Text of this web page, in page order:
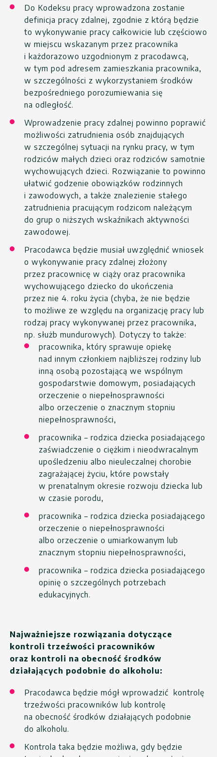
Do Kodeksu pracy wprowadzona zostanie
definicja pracy zdalnej, zgodnie z którą będzie
to wykonywanie pracy całkowicie lub częściowo
w miejscu wskazanym przez pracownika
i każdorazowo uzgodnionym z pracodawcą,
w tym pod adresem zamieszkania pracownika,
w szczególności z wykorzystaniem środków
bezpośredniego porozumiewania się
na odległość.
Wprowadzenie pracy zdalnej powinno poprawić
możliwości zatrudnienia osób znajdujących
w szczególnej sytuacji na rynku pracy, w tym
rodziców małych dzieci oraz rodziców samotnie
wychowujących dzieci. Rozwiązanie to powinno
ułatwić godzenie obowiązków rodzinnych
i zawodowych, a także znalezienie stałego
zatrudnienia pracującym rodzicom należącym
do grup o niższych wskaźnikach aktywności
zawodowej.
Pracodawca będzie musiał uwzględnić wniosek
o wykonywanie pracy zdalnej złożony
przez pracownicę w ciąży oraz pracownika
wychowującego dziecko do ukończenia
przez nie 4. roku życia (chyba, że nie będzie
to możliwe ze względu na organizację pracy lub
rodzaj pracy wykonywanej przez pracownika,
np. służb mundurowych). Dotyczy to także:
pracownika, który sprawuje opiekę
nad innym członkiem najbliższej rodziny lub
inną osobą pozostającą we wspólnym
gospodarstwie domowym, posiadających
orzeczenie o niepełnosprawności
albo orzeczenie o znacznym stopniu
niepełnosprawności,
pracownika – rodzica dziecka posiadającego
zaświadczenie o ciężkim i nieodwracalnym
upośledzeniu albo nieuleczalnej chorobie
zagrażającej życiu, które powstały
w prenatalnym okresie rozwoju dziecka lub
w czasie porodu,
pracownika – rodzica dziecka posiadającego
orzeczenie o niepełnosprawności
albo orzeczenie o umiarkowanym lub
znacznym stopniu niepełnosprawności,
pracownika – rodzica dziecka posiadającego
opinię o szczególnych potrzebach
edukacyjnych.
Najważniejsze rozwiązania dotyczące
kontroli trzeźwości pracowników
oraz kontroli na obecność środków
działających podobnie do alkoholu:
Pracodawca będzie mógł wprowadzić kontrolę
trzeźwości pracowników lub kontrolę
na obecność środków działających podobnie
do alkoholu.
Kontrola taka będzie możliwa, gdy będzie